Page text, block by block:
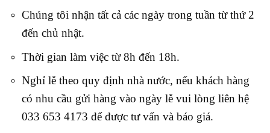
Chúng tôi nhận tất cả các ngày trong tuần từ thứ 2
đến chủ nhật.
Thời gian làm việc từ 8h đến 18h.
Nghỉ lễ theo quy định nhà nước, nếu khách hàng
có nhu cầu gửi hàng vào ngày lễ vui lòng liên hệ
033 653 4173 để được tư vấn và báo giá.